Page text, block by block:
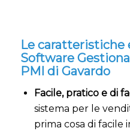
Le caratteristiche
Software
PMI di Gavardo
Facile, pratico e di
sistema per le
prima cosa di